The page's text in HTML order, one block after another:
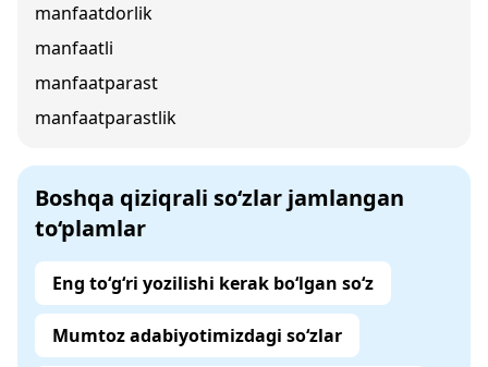
manfaatdorlik
manfaatli
manfaatparast
manfaatparastlik
Boshqa qiziqrali so‘zlar jamlangan
to‘plamlar
Eng to‘g‘ri yozilishi kerak bo‘lgan so‘z
Mumtoz adabiyotimizdagi so‘zlar